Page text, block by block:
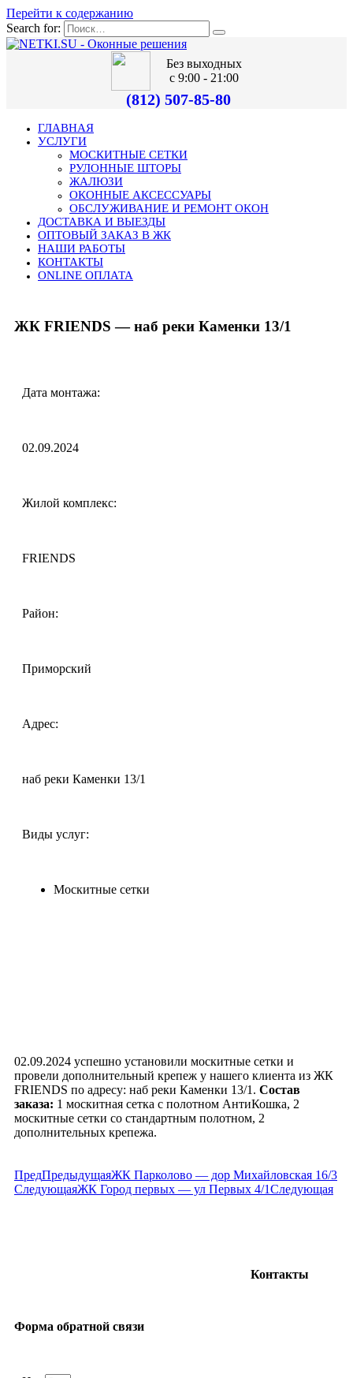
Перейти к содержанию
Search for:
Без выходных
с 9:00 - 21:00
(812) 507-85-80
ГЛАВНАЯ
УСЛУГИ
МОСКИТНЫЕ СЕТКИ
РУЛОННЫЕ ШТОРЫ
ЖАЛЮЗИ
ОКОННЫЕ АКСЕССУАРЫ
ОБСЛУЖИВАНИЕ И РЕМОНТ ОКОН
ДОСТАВКА И ВЫЕЗДЫ
ОПТОВЫЙ ЗАКАЗ В ЖК
НАШИ РАБОТЫ
КОНТАКТЫ
ONLINE ОПЛАТА
ЖК FRIENDS — наб реки Каменки 13/1
Дата монтажа:
02.09.2024
Жилой комплекс:
FRIENDS
Район:
Приморский
Адрес:
наб реки Каменки 13/1
Виды услуг:
Москитные сетки
02.09.2024 успешно установили москитные сетки и
провели дополнительный крепеж у нашего клиента из ЖК
FRIENDS по адресу: наб реки Каменки 13/1. Состав
заказа: 1 москитная сетка с полотном АнтиКошка, 2
москитные сетки со стандартным полотном, 2
дополнительных крепежа.
ПредПредыдущаяЖК Парколово — дор Михайловская 16/3
СледующаяЖК Город первых — ул Первых 4/1Следующая
Форма обратной связи
Контакты